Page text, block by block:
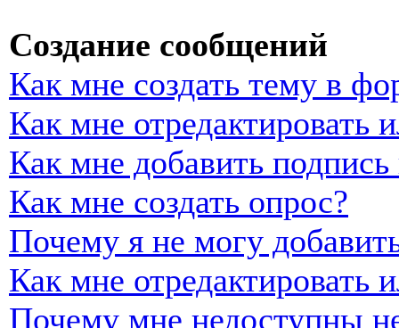
Создание сообщений
Как мне создать тему в
Как мне отредактировать
Как мне добавить
Как мне создать опрос?
Почему я не могу
Как мне отредактировать
Почему мне недоступны